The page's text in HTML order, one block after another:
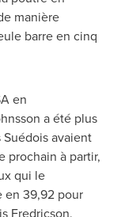
manière
barre en cinq
en
a été plus
avaient
prochain à partir,
qui le
en 39,92 pour
Fredricson,